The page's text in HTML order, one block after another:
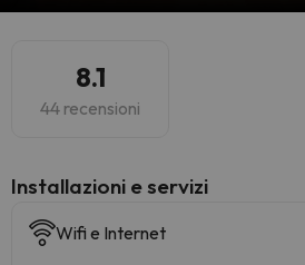
8.1
44 recensioni
Installazioni e servizi
Wifi e Internet